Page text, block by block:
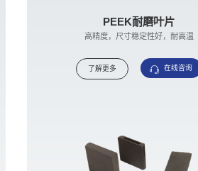
PEEK耐磨叶片
高精度，尺寸稳定性好，耐高温
了解更多 在线咨询